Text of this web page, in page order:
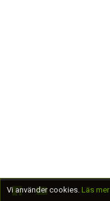
Vi använder cookies. Läs mer